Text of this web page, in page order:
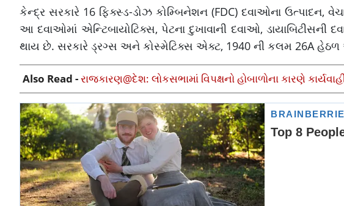
કેન્દ્ર સરકારે 16 ફિક્સ્ડ-ડોઝ કોમ્બિનેશન (FDC) દવાઓના ઉત્પાદન,
આ દવાઓમાં એન્ટિબાયોટિક્સ, પેટના દુખાવાની દવાઓ,
થાય છે. સરકારે ડ્રગ્સ અને કોસ્મેટિક્સ એક્ટ, 1940 ની કલમ 26A હેઠળ
Also Read -રાજકારણ@દેશ: લોકસભામાં વિપક્ષનો હોબાળોના કારણે